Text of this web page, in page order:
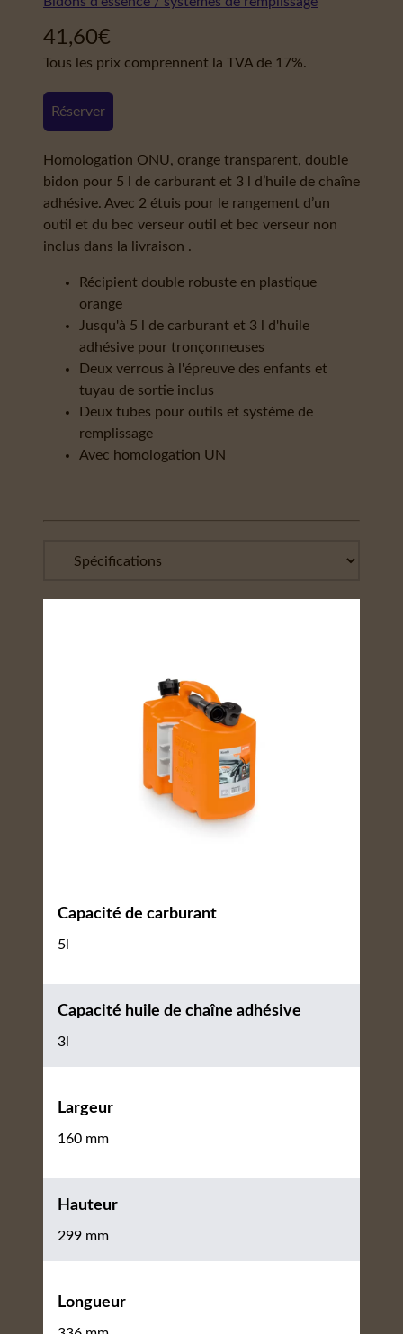
41,60€
Tous les prix comprennent la TVA de 17%.
Réserver
Homologation ONU, orange transparent, double
bidon pour 5 l de carburant et 3 l d’huile de chaîne
adhésive. Avec 2 étuis pour le rangement d’un
outil et du bec verseur outil et bec verseur non
inclus dans la livraison .
Récipient double robuste en plastique
orange
Jusqu'à 5 l de carburant et 3 l d'huile
adhésive pour tronçonneuses
Deux verrous à l'épreuve des enfants et
tuyau de sortie inclus
Deux tubes pour outils et système de
remplissage
Avec homologation UN
Capacité de carburant
5l
Capacité huile de chaîne adhésive
3l
Largeur
160 mm
Hauteur
299 mm
Longueur